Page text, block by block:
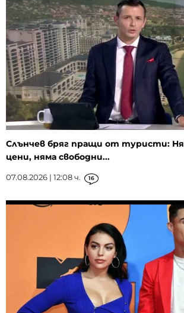
Слънчев бряг пращи от туристи:
цени, няма свободни...
07.08.2026 | 12:08 ч. 16